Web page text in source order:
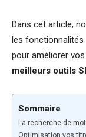
Dans cet article,
les fonctionnalités
pour améliorer
meilleurs outils
Sommaire
La recherche de
Optimisation vos